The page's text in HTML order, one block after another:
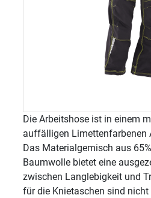
Die Arbeitshose ist in einem
auffälligen Limettenfarbenen
Das Materialgemisch aus
Baumwolle bietet eine
zwischen Langlebigkeit und
für die Knietaschen sind